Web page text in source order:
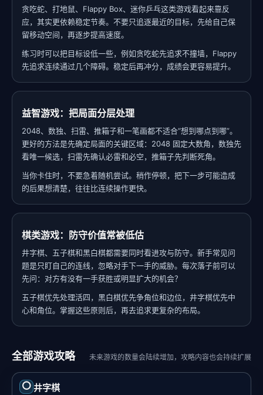
贪吃蛇、打地鼠、Flappy Box、迷你乒乓这类游戏看起来靠反
应，其实更依赖稳定节奏。不要只追逐最近的目标，先给自己保
留移动空间，再逐步提高速度。
练习时可以把目标设低一些，例如贪吃蛇先追求不撞墙，Flappy
先追求连续通过几个障碍。稳定后再冲分，成绩会更容易提升。
益智游戏：把局面分层处理
2048、数独、扫雷、推箱子和一笔画都不适合“想到哪点到哪”。
更好的方法是先确定局面的关键区域：2048 固定大数角，数独先
看唯一候选，扫雷先确认必雷和必空，推箱子先判断死角。
当你卡住时，不要急着随机尝试。稍作停顿，把下一步可能造成
的后果想清楚，往往比连续操作更快。
棋类游戏：防守价值常被低估
井字棋、五子棋和黑白棋都需要同时看进攻与防守。新手常见问
题是只盯自己的连线，忽略对手下一手的威胁。每次落子前可以
先问：对方有没有一手获胜或明显扩大的机会？
五子棋优先处理活四，黑白棋优先争角位和边位，井字棋优先中
心和角位。掌握这些原则后，再去追求更复杂的布局。
全部游戏攻略 未来游戏的数量会陆续增加，攻略内容也会持续扩展
⭕ 井字棋